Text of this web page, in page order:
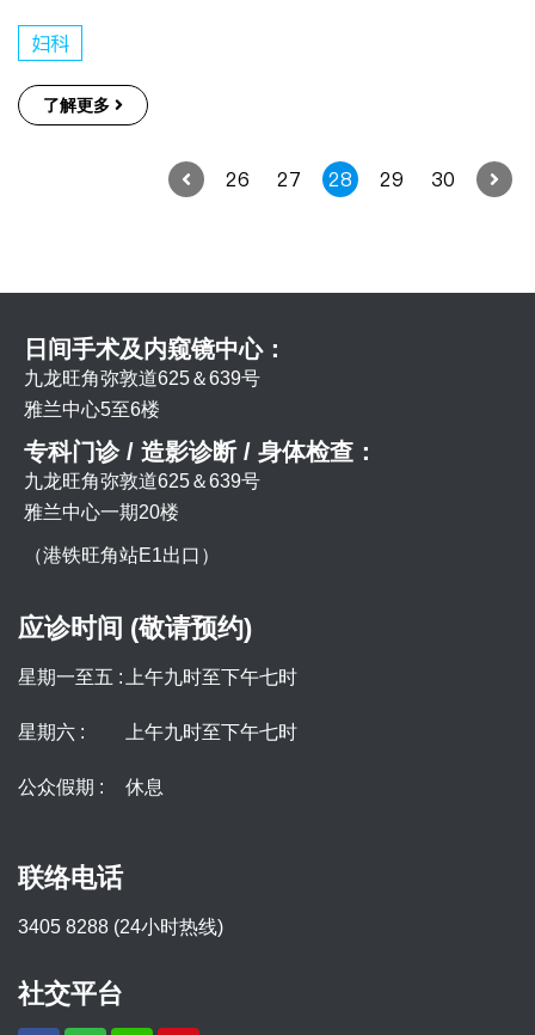
妇科
了解更多
26 27 28 29 30
日间手术及内窥镜中心：
九龙旺角弥敦道625＆639号
雅兰中心5至6楼
专科门诊 / 造影诊断 / 身体检查：
九龙旺角弥敦道625＆639号
雅兰中心一期20楼
（港铁旺角站E1出口）
应诊时间 (敬请预约)
星期一至五 : 上午九时至下午七时
星期六 : 上午九时至下午七时
公众假期 : 休息
联络电话
3405 8288 (24小时热线)
社交平台